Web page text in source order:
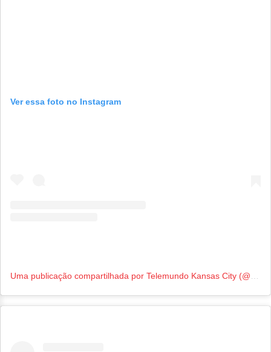
Ver essa foto no Instagram
Uma publicação compartilhada por Telemundo Kansas City (@telemundokc)